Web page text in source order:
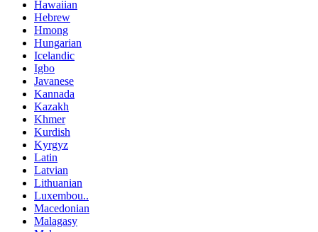
Hawaiian
Hebrew
Hmong
Hungarian
Icelandic
Igbo
Javanese
Kannada
Kazakh
Khmer
Kurdish
Kyrgyz
Latin
Latvian
Lithuanian
Luxembou..
Macedonian
Malagasy